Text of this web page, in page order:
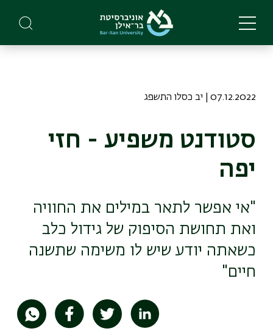
main
07.12.2022 | יב כסלו התשפג
סטודנט משפיע - חזי
יפה
"אי אפשר לתאר במילים את החוויה
ואת תחושת הסיפוק של גידול כלב
כשאתה יודע שיש לו משימה שתשנה
חיים"